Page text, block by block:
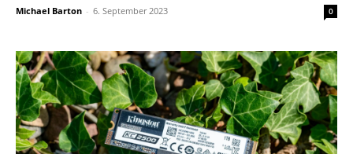
Michael Barton - 6. September 2023 0